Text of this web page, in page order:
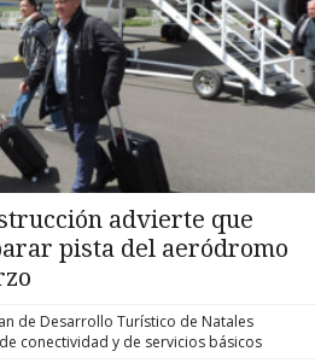
advierte que
pista del aeródromo
de Desarrollo Turístico de Natales
conectividad y de servicios básicos